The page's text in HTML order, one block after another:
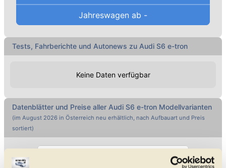
Jahreswagen ab -
Tests, Fahrberichte und Autonews zu Audi S6 e-tron
Keine Daten verfügbar
Datenblätter und Preise aller Audi S6 e-tron Modellvarianten
(im August 2026 in Österreich neu erhältlich, nach Aufbauart und Preis
sortiert)